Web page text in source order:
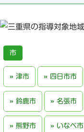
津市 四日市市
鈴鹿市 名張市
熊野市 いなべ市